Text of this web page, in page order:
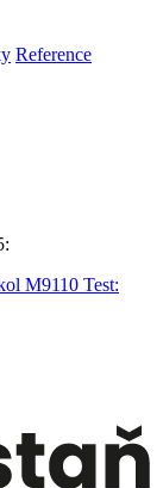
Reference
M9110 Test: